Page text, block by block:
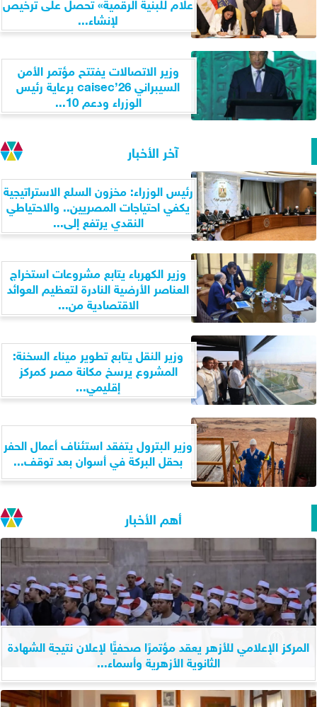
لإنشاء...
وزير الاتصالات يفتتح مؤتمر الأمن
السيبراني caisec’26 برعاية رئيس
الوزراء ودعم 10...
آخر الأخبار
رئيس الوزراء: مخزون السلع الاستراتيجية
يكفي احتياجات المصريين.. والاحتياطي
النقدي يرتفع إلى...
وزير الكهرباء يتابع مشروعات استخراج
العناصر الأرضية النادرة لتعظيم العوائد
الاقتصادية من...
وزير النقل يتابع تطوير ميناء السخنة:
المشروع يرسخ مكانة مصر كمركز
إقليمي...
وزير البترول يتفقد استئناف أعمال الحفر
بحقل البركة في أسوان بعد توقف...
أهم الأخبار
المركز الإعلامي للأزهر يعقد مؤتمرًا صحفيًّا لإعلان نتيجة الشهادة
الثانوية الأزهرية وأسماء...